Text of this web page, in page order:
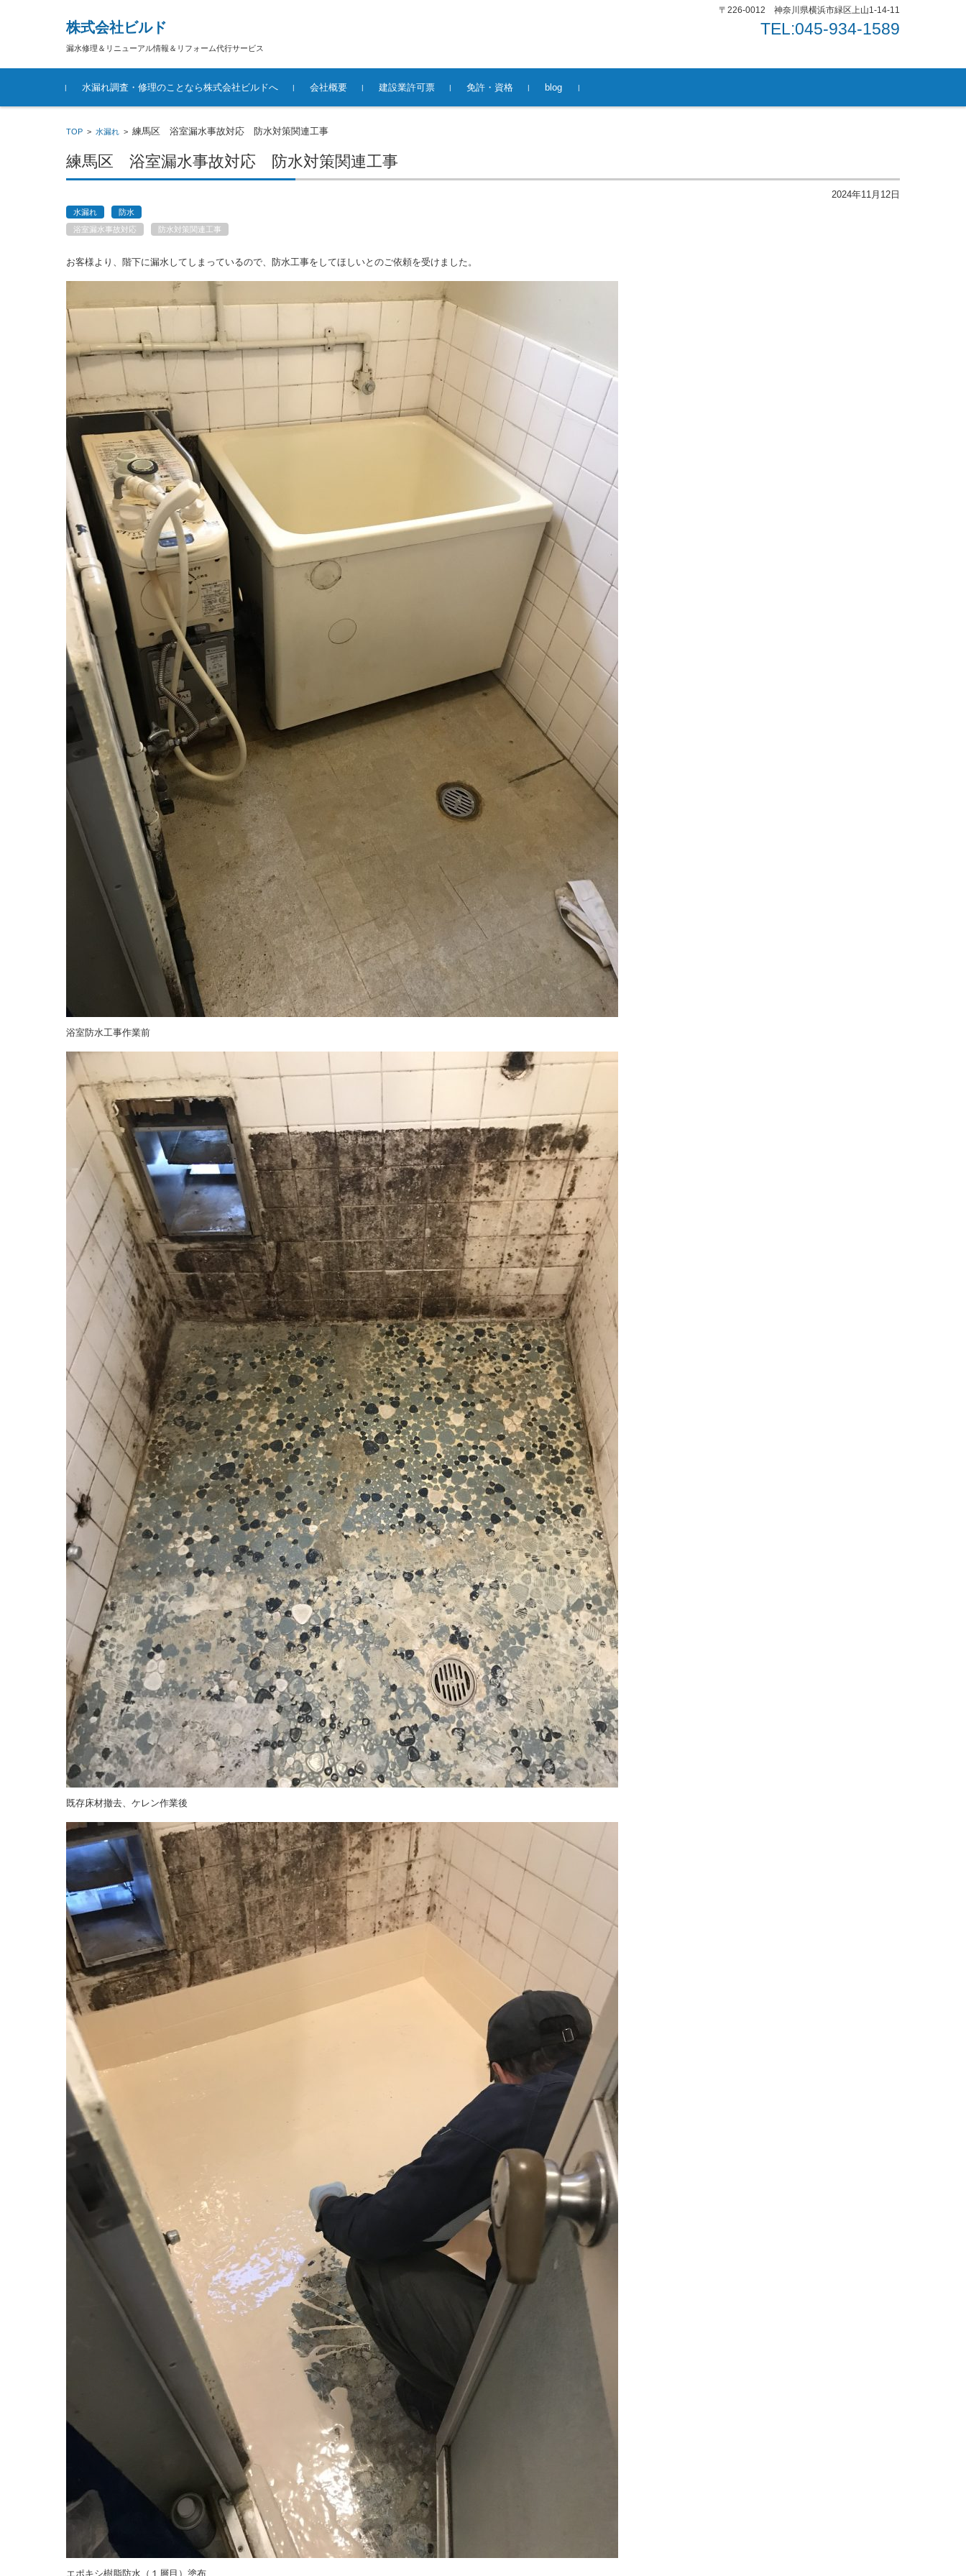
株式会社ビルド
漏水修理＆リニューアル情報＆リフォーム代行サービス
〒226-0012 神奈川県横浜市緑区上山1-14-11
TEL:045-934-1589
コンテンツに移動
水漏れ調査・修理のことなら株式会社ビルドへ
会社概要 建設業許可票 免許・資格 blog
TOP > 水漏れ > 練馬区 浴室漏水事故対応 防水対策関連工事
練馬区 浴室漏水事故対応 防水対策関連工事
2024年11月12日
水漏れ
防水
浴室漏水事故対応
防水対策関連工事
お客様より、階下に漏水してしまっているので、防水工事をしてほしいとのご依頼を受けました。
浴室防水工事作業前
既存床材撤去、ケレン作業後
エポキシ樹脂防水（１層目）塗布